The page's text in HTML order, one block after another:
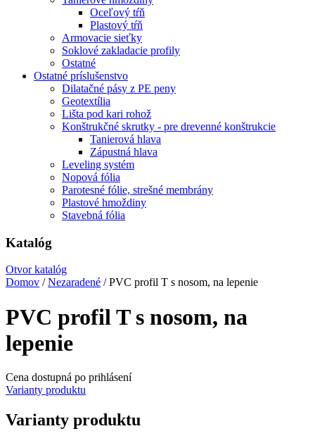
Oceľový tŕň
Plastový tŕň
Armovacie sieťky
Soklové zakladacie profily
Ostatné
Ostatné príslušenstvo
Dilatačné pásy z PE peny
Geotextília
Lišta pod kari rohož
Konštrukčné skrutky - pre drevenné konštrukcie
Tanierová hlava
Zápustná hlava
Leveling systém
Nopová fólia
Parotesné fólie, strešné membrány
Plastové hmoždiny
Stavebná fólia
Katalóg
Otvor katalóg
Domov /Nezaradené / PVC profil T s nosom, na lepenie
PVC profil T s nosom, na
lepenie
Cena dostupná po prihlásení
Varianty produktu
Varianty produktu